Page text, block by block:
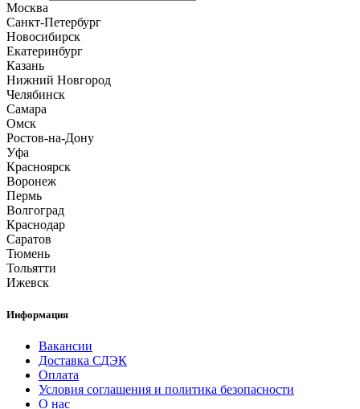
Москва
Санкт-Петербург
Новосибирск
Екатеринбург
Казань
Нижний Новгород
Челябинск
Самара
Омск
Ростов-на-Дону
Уфа
Красноярск
Воронеж
Пермь
Волгоград
Краснодар
Саратов
Тюмень
Тольятти
Ижевск
Информация
Вакансии
Доставка СДЭК
Оплата
Условия соглашения и политика безопасности
О нас